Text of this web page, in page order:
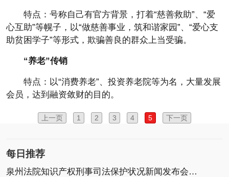
特点：号称自己有官方背景，打着“慈善救助”、“爱
心互助”等幌子，以“做慈善事业，筑和谐家园”、“爱心支
助贫困学子”等形式，欺骗善良的群众上当受骗。
“养老”传销
特点：以“消费养老”、投资养老院等为名，大量发展
会员，达到融资敛财的目的。
上一页 1 2 3 4 5 下一页
每日推荐
泉州法院知识产权刑事司法保护状况新闻发布会召开